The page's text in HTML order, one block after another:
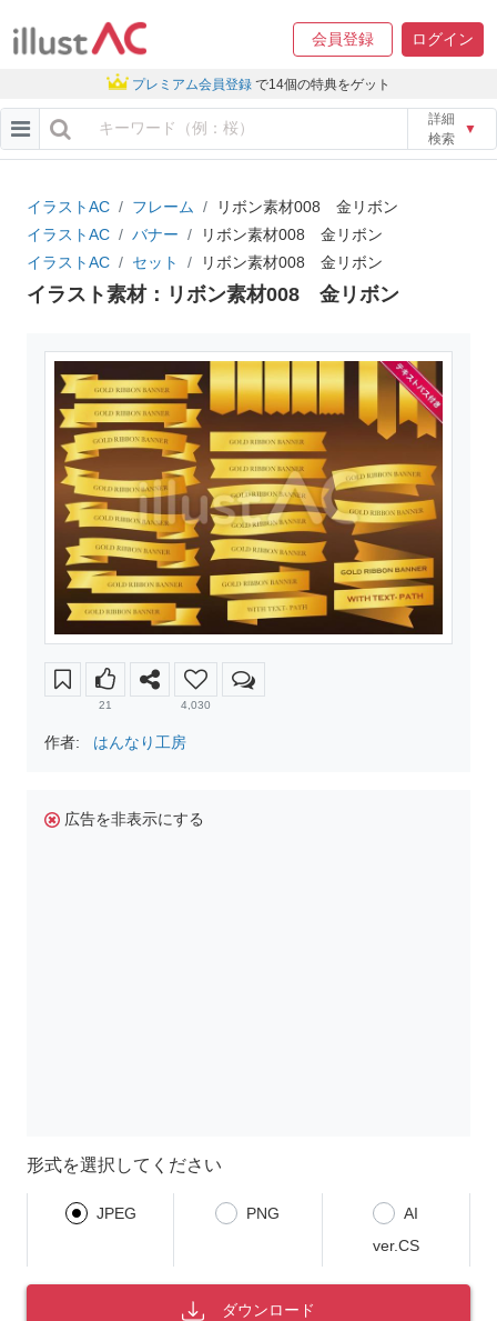
会員登録 ログイン
プレミアム会員登録 で14個の特典をゲット
詳細
検索
▼
イラストAC フレーム
リボン素材008 金リボン
イラストAC
バナー
リボン素材008 金リボン
イラストAC
セット リボン素材008 金リボン
イラスト素材：リボン素材008 金リボン
21 4,030
作者: はんなり工房
広告を非表示にする
形式を選択してください
JPEG PNG
AI
ver.CS
ダウンロード